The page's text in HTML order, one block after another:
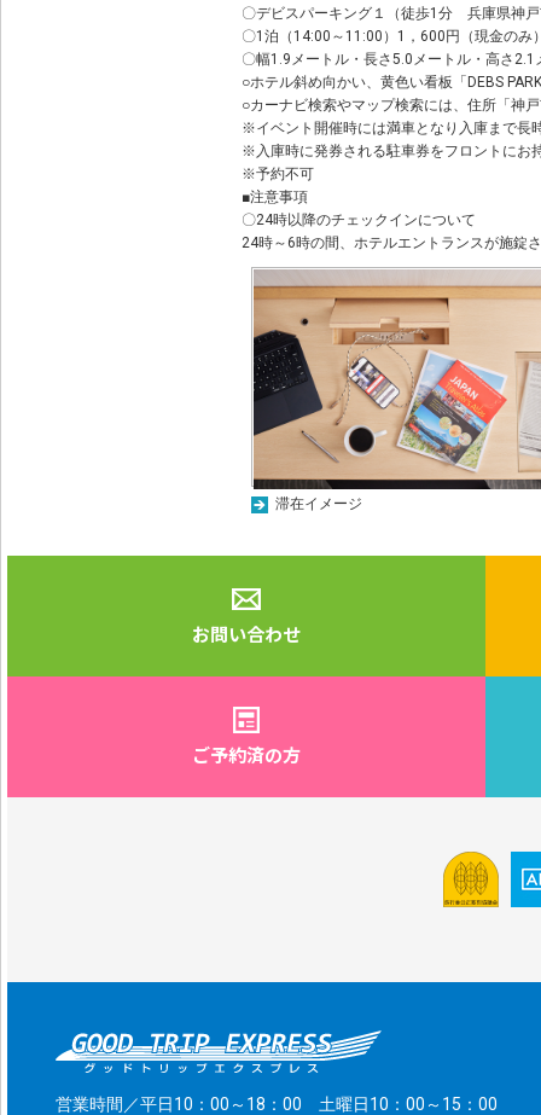
〇デビスパーキング１（徒歩1分 兵庫県神
〇1泊（14:00～11:00）1，600円（現金のみ
〇幅1.9メートル・長さ5.0メートル・高さ2.1
○ホテル斜め向かい、黄色い看板「DEBS
○カーナビ検索やマップ検索には、住所「神
※イベント開催時には満車となり入庫まで長
※入庫時に発券される駐車券をフロントにお
※予約不可
■注意事項
〇24時以降のチェックインについて
24時～6時の間、ホテルエントランスが施錠
滞在イメージ
お問い合わせ
ご予約済の方
営業時間／平日10：00～18：00 土曜日10：00～15：00